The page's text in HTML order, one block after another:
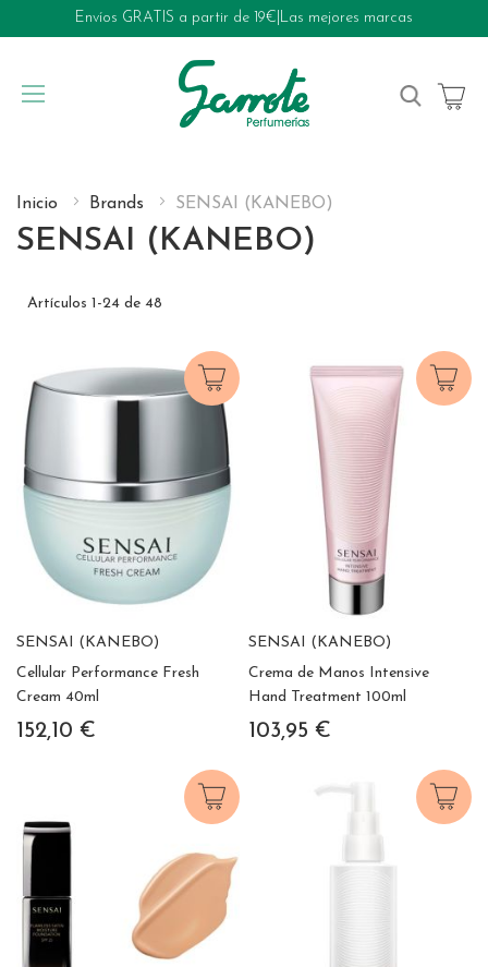
Envíos GRATIS a partir de 19€ Las mejores marcas
My Cart
Inicio Brands SENSAI (KANEBO)
SENSAI (KANEBO)
Artículos 1 -24 de 48
SENSAI (KANEBO)
Cellular Performance Fresh
Cream 40ml
152,10 €
SENSAI (KANEBO)
Crema de Manos Intensive
Hand Treatment 100ml
103,95 €